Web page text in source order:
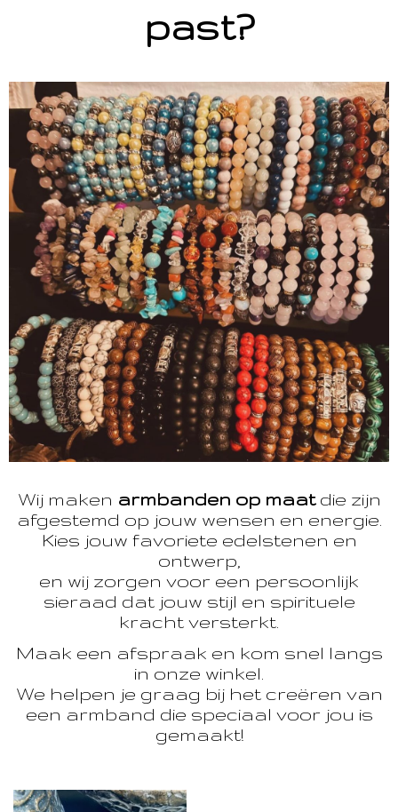
past?
Wij maken armbanden op maatdie zijn
afgestemd op jouw wensen en energie.
Kies jouw favoriete edelstenen en
ontwerp,
en wij zorgen voor een persoonlijk
sieraad dat jouw stijl en spirituele
kracht versterkt.
Maak een afspraak en kom snel langs
in onze winkel.
We helpen je graag bij het creëren van
een armband die speciaal voor jou is
gemaakt!